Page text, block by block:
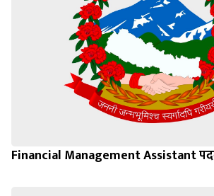
Financial Management Assistant